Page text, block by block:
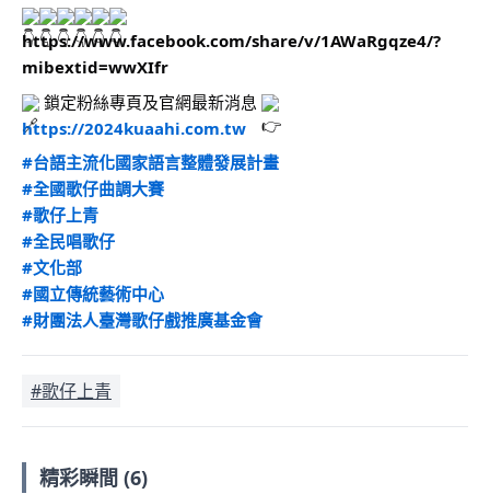
https://www.facebook.com/share/v/1AWaRgqze4/?
mibextid=wwXIfr
鎖定粉絲專頁及官網最新消息
https://2024kuaahi.com.tw
#台語主流化國家語言整體發展計畫
#全國歌仔曲調大賽
#歌仔上青
#全民唱歌仔
#文化部
#國立傳統藝術中心
#財團法人臺灣歌仔戲推廣基金會
#歌仔上青
精彩瞬間 (6)